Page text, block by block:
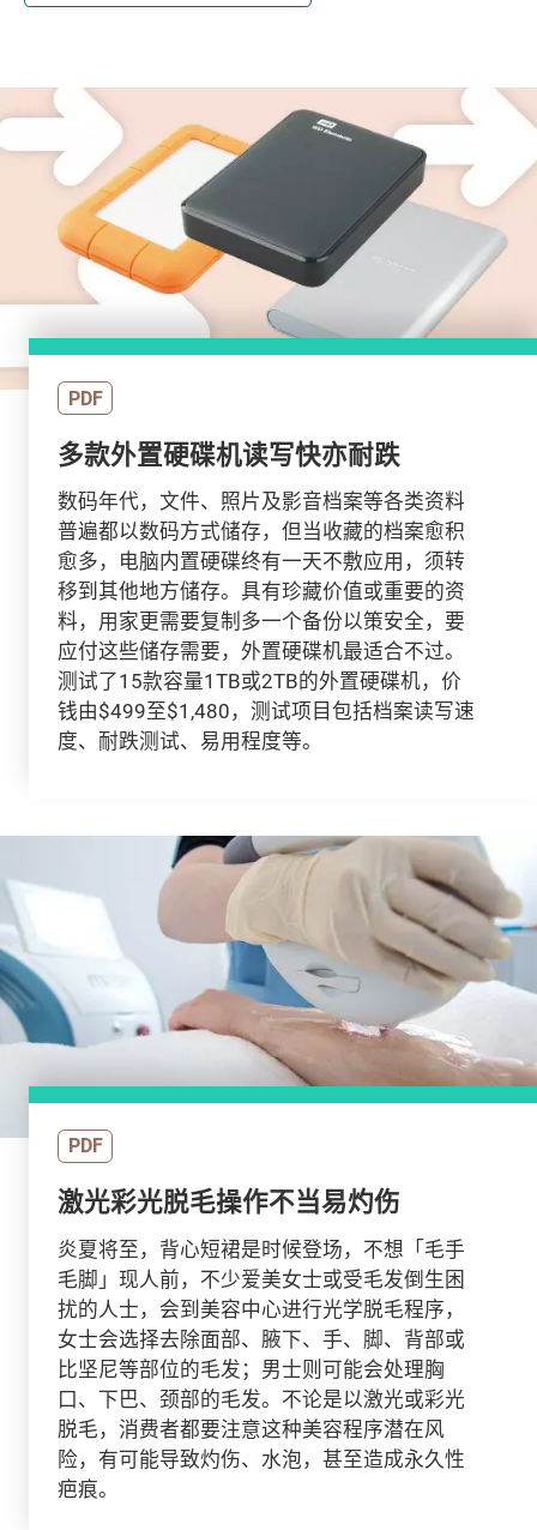
PDF
多款外置硬碟机读写快亦耐跌
数码年代，文件、照片及影音档案等各类资料
普遍都以数码方式储存，但当收藏的档案愈积
愈多，电脑内置硬碟终有一天不敷应用，须转
移到其他地方储存。具有珍藏价值或重要的资
料，用家更需要复制多一个备份以策安全，要
应付这些储存需要，外置硬碟机最适合不过。
测试了15款容量1TB或2TB的外置硬碟机，价
钱由$499至$1,480，测试项目包括档案读写速
度、耐跌测试、易用程度等。
PDF
激光彩光脱毛操作不当易灼伤
炎夏将至，背心短裙是时候登场，不想「毛手
毛脚」现人前，不少爱美女士或受毛发倒生困
扰的人士，会到美容中心进行光学脱毛程序，
女士会选择去除面部、腋下、手、脚、背部或
比坚尼等部位的毛发；男士则可能会处理胸
口、下巴、颈部的毛发。不论是以激光或彩光
脱毛，消费者都要注意这种美容程序潜在风
险，有可能导致灼伤、水泡，甚至造成永久性
疤痕。